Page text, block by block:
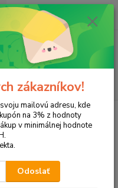
Hľadať
ks
za 0,00 EUR
i-Sensys MF630C
zákazníkov!
mailovú adresu, kde
na 3% z hodnoty
v minimálnej hodnote
Odoslať